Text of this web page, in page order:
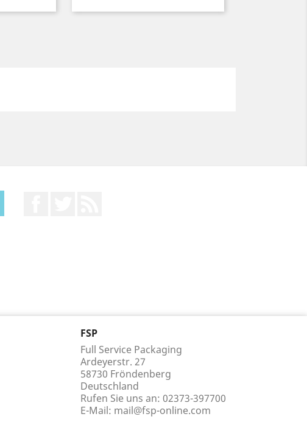
FSP
Full Service Packaging
Ardeyerstr. 27
58730 Fröndenberg
Deutschland
Rufen Sie uns an: 02373-397700
E-Mail: mail@fsp-online.com